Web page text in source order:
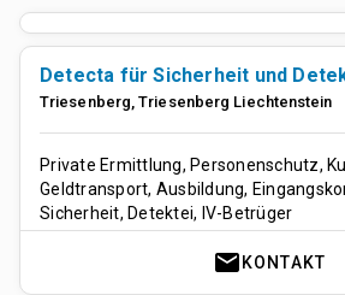
Detecta für Sicherheit und
Triesenberg ,Triesenberg Liechtenstein
Private Ermittlung, Personenschutz,
Geldtransport, Ausbildung,
Sicherheit, Detektei, IV-Betrüger
mail KONTAKT